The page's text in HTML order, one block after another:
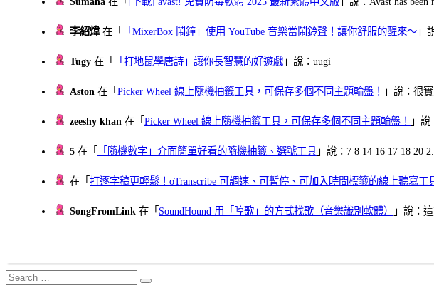
李紹煒在「 「MixerBox 鬧鐘」使用 YouTube 音樂當鬧鈴聲！讓你舒服的醒來～ 」
Tugy 在「 「打地鼠學唐詩」讓你長智慧的好遊戲 」說：uugi
Aston 在「Picker Wheel 線上隨機抽籤工具，可保存多個不同主題輪盤！ 」說：很
zeeshy khan 在「Picker Wheel 線上隨機抽籤工具，可保存多個不同主題輪盤！ 」
5 在「 「隨機數字」介面簡單好看的隨機抽籤、選號工具 」說：7 8 14 16 17 18 20 2...
在「打逐字稿更輕鬆！oTranscribe 可調速、可暫停、可加入時間標籤的線上聽寫工
SongFromLink 在「 SoundHound 用「哼歌」的方式找歌（音樂識別軟體） 」說：
Search
for:
Search